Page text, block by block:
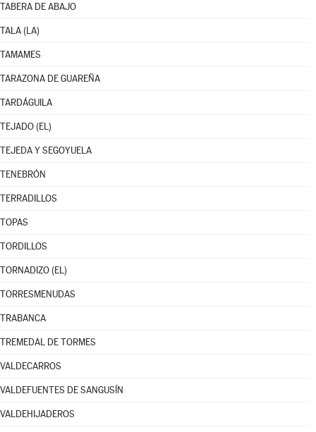
TABERA DE ABAJO
TALA (LA)
TAMAMES
TARAZONA DE GUAREÑA
TARDÁGUILA
TEJADO (EL)
TEJEDA Y SEGOYUELA
TENEBRÓN
TERRADILLOS
TOPAS
TORDILLOS
TORNADIZO (EL)
TORRESMENUDAS
TRABANCA
TREMEDAL DE TORMES
VALDECARROS
VALDEFUENTES DE SANGUSÍN
VALDEHIJADEROS